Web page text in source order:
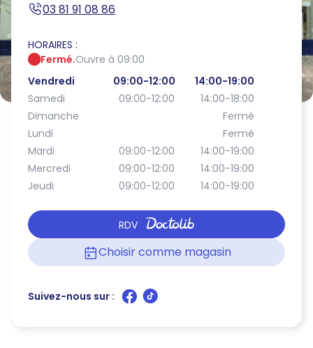
03 81 91 08 86
HORAIRES :
Fermé.Ouvre à 09:00
Vendredi
09:00-12:00
14:00-19:00
Samedi
09:00-12:00
14:00-18:00
Dimanche
Fermé
Lundi
Fermé
Mardi
09:00-12:00
14:00-19:00
Mercredi
09:00-12:00
14:00-19:00
Jeudi
09:00-12:00 14:00-19:00
RDV
Choisir comme magasin
Suivez-nous sur :